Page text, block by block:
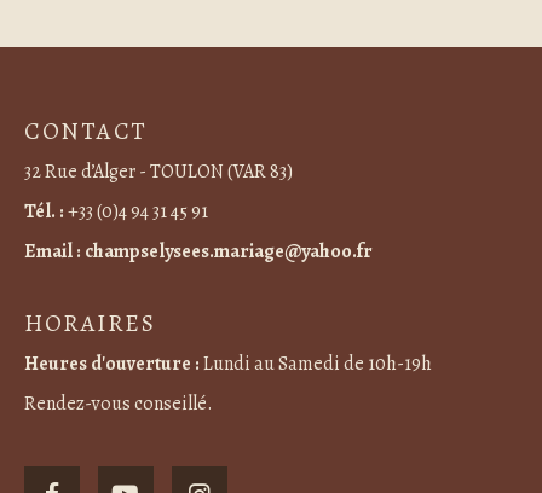
CONTACT
32 Rue d’Alger - TOULON (VAR 83)
Tél. :+33 (0)4 94 31 45 91
Email : champselysees.mariage@yahoo.fr
HORAIRES
Heures d'ouverture :Lundi au Samedi de 10h-19h
Rendez-vous conseillé.